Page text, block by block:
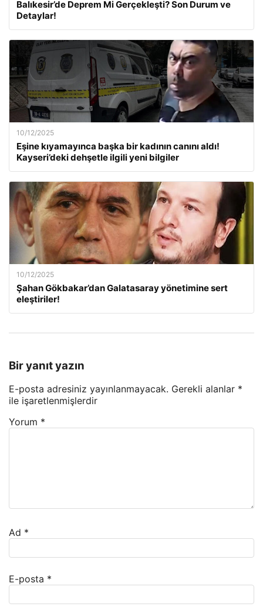
Balıkesir’de Deprem Mi Gerçekleşti? Son Durum ve
Detaylar!
10/12/2025
Eşine kıyamayınca başka bir kadının canını aldı!
Kayseri’deki dehşetle ilgili yeni bilgiler
10/12/2025
Şahan Gökbakar’dan Galatasaray yönetimine sert
eleştiriler!
Bir yanıt yazın
E-posta adresiniz yayınlanmayacak. Gerekli alanlar *
ile işaretlenmişlerdir
Yorum *
Ad *
E-posta *